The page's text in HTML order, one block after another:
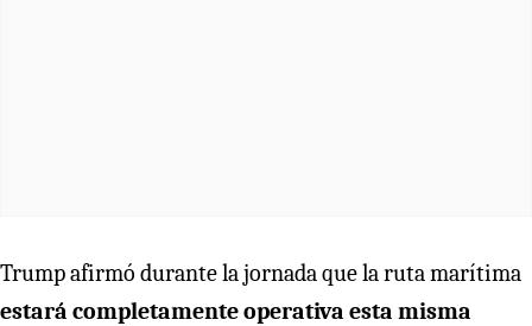
Trump afirmó durante la jornada que la ruta marítima
estará completamente operativa esta misma